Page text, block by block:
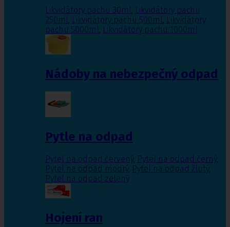
Likvidátory pachu 30ml, Likvidátory pachu
250ml, Likvidátory pachu 500ml, Likvidátory
pachu 5000ml, Likvidátory pachu 1000ml
Nádoby na nebezpečný odpad
Pytle na odpad
Pytel na odpad červený, Pytel na odpad černý,
Pytel na odpad modrý, Pytel na odpad žlutý,
Pytel na odpad zelený
Hojení ran